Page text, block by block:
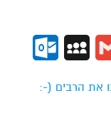
Gmail
MySpace
את הרבים (-: